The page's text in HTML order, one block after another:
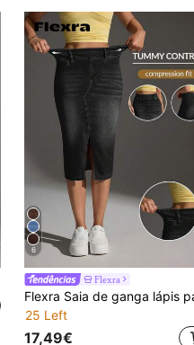
6
Flexra
25 Left
17,49€